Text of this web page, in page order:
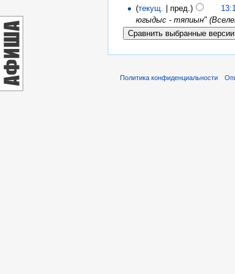
(текущ. | пред.)
югыдыс - тяпиын"
Политика конфиденциальности